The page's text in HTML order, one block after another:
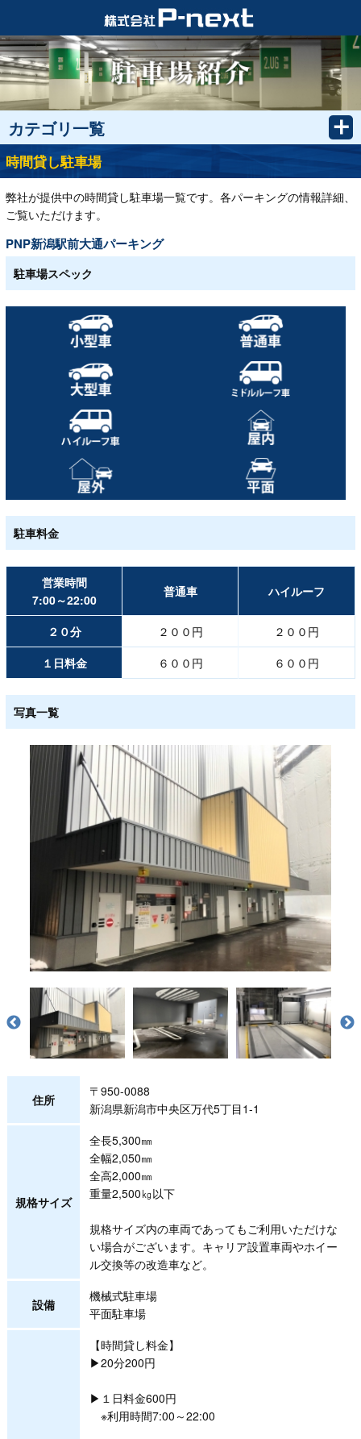
カテゴリ一覧
時間貸し駐車場
弊社が提供中の時間貸し駐車場一覧です。各パーキングの情報詳細、
ご覧いただけます。
PNP新潟駅前大通パーキング
駐車場スペック
駐車料金
営業時間
7:00～22:00
普通車 ハイルーフ
２０分 ２００円
２００円
１日料金
６００円 ６００円
写真一覧
住所
〒950-0088
新潟県新潟市中央区万代5丁目1-1
規格サイズ
全長5,300㎜
全幅2,050㎜
全高2,000㎜
重量2,500㎏以下
規格サイズ内の車両であってもご利用いただけな
い場合がございます。キャリア設置車両やホイー
ル交換等の改造車など。
設備
機械式駐車場
平面駐車場
【時間貸し料金】
▶20分200円
▶１日料金600円
※利用時間7:00～22:00